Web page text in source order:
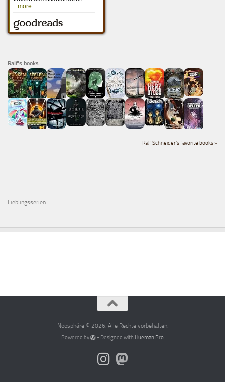
Ralf's books
Ralf Schneider's favorite books »
Lieblingsserien
Noosphäre © 2026. Alle Rechte vorbehalten.
Powered by - Designed with Hueman Pro